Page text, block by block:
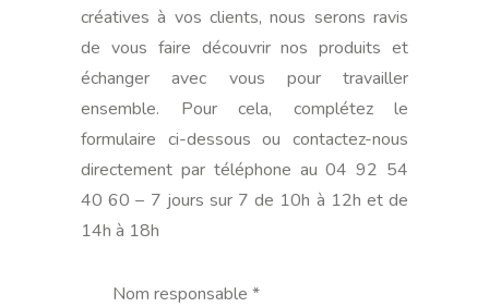
créatives à vos clients, nous serons ravis
de vous faire découvrir nos produits et
échanger avec vous pour travailler
ensemble. Pour cela, complétez le
formulaire ci-dessous ou contactez-nous
directement par téléphone au 04 92 54
40 60 – 7 jours sur 7 de 10h à 12h et de
14h à 18h
Nom responsable *